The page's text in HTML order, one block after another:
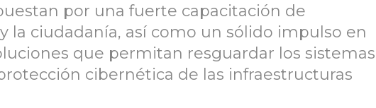
por una fuerte capacitación de
la ciudadanía, así como un sólido impulso en
que permitan resguardar los sistemas
cibernética de las infraestructuras